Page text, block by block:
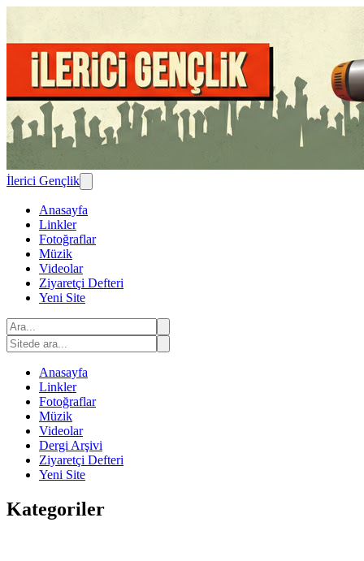
İlerici Gençlik
Anasayfa
Linkler
Fotoğraflar
Müzik
Videolar
Ziyaretçi Defteri
Yeni Site
Anasayfa
Linkler
Fotoğraflar
Müzik
Videolar
Dergi Arşivi
Ziyaretçi Defteri
Yeni Site
Kategoriler